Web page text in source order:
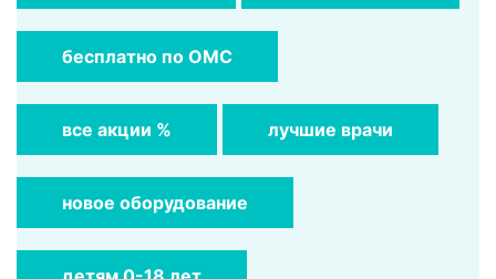
бесплатно по ОМС
все акции % лучшие врачи
новое оборудование